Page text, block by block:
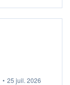
• 25 juil. 2026